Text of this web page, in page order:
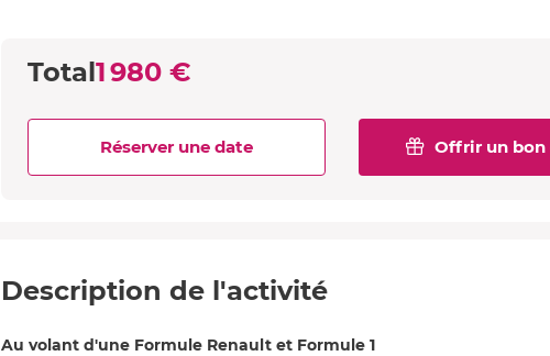
Total1 980 €
Offrir un bon
Réserver une date
Description de l'activité
Au volant d'une Formule Renault et Formule 1